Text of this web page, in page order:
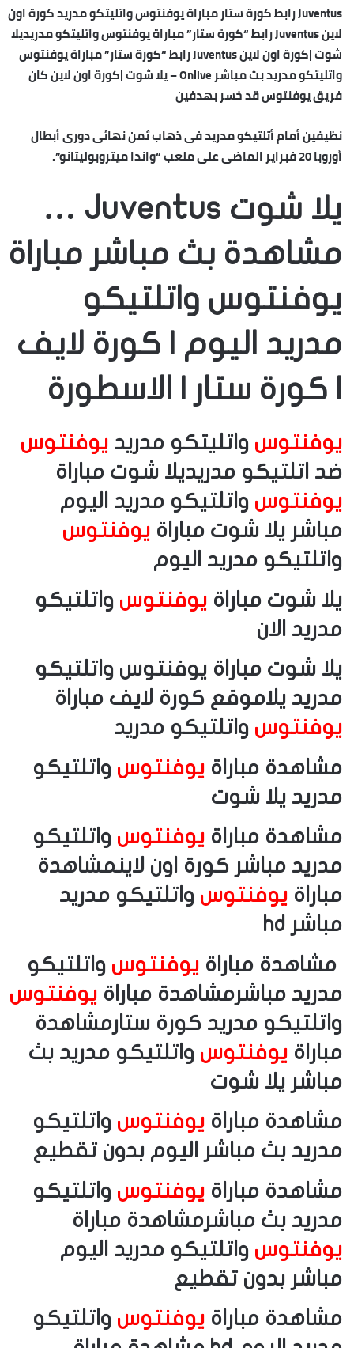
Juventus رابط كورة ستار مباراة يوفنتوس واتليتكو مدريد كورة اون
لاين Juventus رابط “كورة ستار” مباراة يوفنتوس واتليتكو مدريديلا
شوت |كورة اون لاين Juventus رابط “كورة ستار” مباراة يوفنتوس
واتليتكو مدريد بث مباشر Onlive – يلا شوت |كورة اون لاين كان
فريق يوفنتوس قد خسر بهدفين
نظيفين أمام أتلتيكو مدريد فى ذهاب ثمن نهائى دورى أبطال
أوروبا 20 فبراير الماضى على ملعب “واندا ميتروبوليتانو”.
يلا شوت Juventus …
مشاهدة بث مباشر مباراة
يوفنتوس واتلتيكو
مدريد اليوم | كورة لايف
| كورة ستار | الاسطورة
يوفنتوس واتليتكو مدريد يوفنتوس
ضد اتلتيكو مدريديلا شوت مباراة
يوفنتوس واتلتيكو مدريد اليوم
مباشر يلا شوت مباراة يوفنتوس
واتلتيكو مدريد اليوم
يلا شوت مباراة يوفنتوس واتلتيكو
مدريد الان
يلا شوت مباراة يوفنتوس واتلتيكو
مدريد يلاموقع كورة لايف مباراة
يوفنتوس واتلتيكو مدريد
مشاهدة مباراة يوفنتوس واتلتيكو
مدريد يلا شوت
مشاهدة مباراة يوفنتوس واتلتيكو
مدريد مباشر كورة اون لاينمشاهدة
مباراة يوفنتوس واتلتيكو مدريد
مباشر hd
مشاهدة مباراة يوفنتوس واتلتيكو
مدريد مباشرمشاهدة مباراة يوفنتوس
واتلتيكو مدريد كورة ستارمشاهدة
مباراة يوفنتوس واتلتيكو مدريد بث
مباشر يلا شوت
مشاهدة مباراة يوفنتوس واتلتيكو
مدريد بث مباشر اليوم بدون تقطيع
مشاهدة مباراة يوفنتوس واتلتيكو
مدريد بث مباشرمشاهدة مباراة
يوفنتوس واتلتيكو مدريد اليوم
مباشر بدون تقطيع
مشاهدة مباراة يوفنتوس واتلتيكو